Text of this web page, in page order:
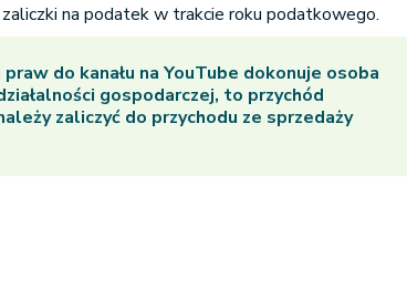
na podatek w trakcie roku podatkowego.
do kanału na YouTube dokonuje osoba
gospodarczej, to przychód
zaliczyć do przychodu ze sprzedaży